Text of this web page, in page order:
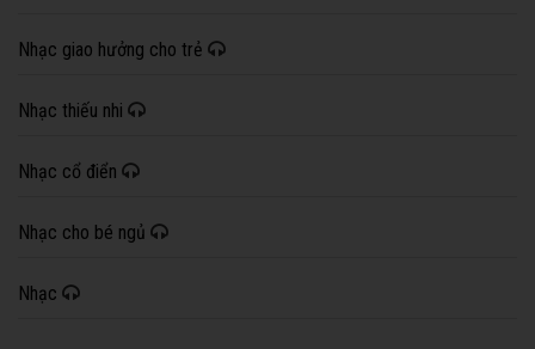
Nhạc giao hưởng cho trẻ
Nhạc thiếu nhi
Nhạc cổ điển
Nhạc cho bé ngủ
Nhạc